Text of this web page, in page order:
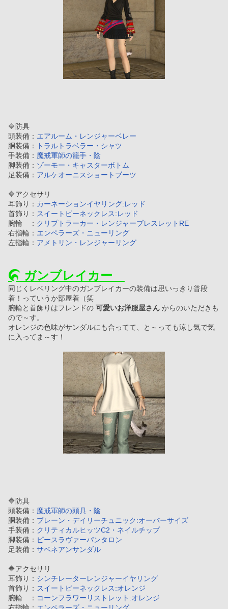
🔷防具
頭装備： エアルーム・レンジャーベレー
胴装備：
トラルトラベラー・シャツ
手装備： 魔戒軍師の籠手・陰
脚装備： ゾーモー・キャスターボトム
足装備： アルケオーニスショートブーツ
🔶アクセサリ
耳飾り： カーネーションイヤリング:レッド
首飾り： スイートピーネックレス:レッド
腕輪　： クリプトラーカー・レンジャーブレスレットRE
右指輪： エンペラーズ・ニューリング
左指輪： アメトリン・レンジャーリング
 ガンブレイカー
同じくレベリング中のガンブレイカーの装備は思いっきり普段
着！っていうか部屋着（笑
腕輪と首飾りはフレンドの 可愛いお洋服屋さん からのいただきも
ので～す。
オレンジの色味がサンダルにも合ってて、と～っても涼し気で気
に入ってま～す！
🔷防具
頭装備： 魔戒軍師の頭具・陰
胴装備： プレーン・デイリーチュニック:オーバーサイズ
手装備： クリティカルヒッツC2・ネイルチップ
脚装備： ピースラヴァーパンタロン
足装備： サベネアンサンダル
🔶アクセサリ
耳飾り： シンチレーターレンジャーイヤリング
首飾り： スイートピーネックレス:オレンジ
腕輪　： コーンフラワーリストレット:オレンジ